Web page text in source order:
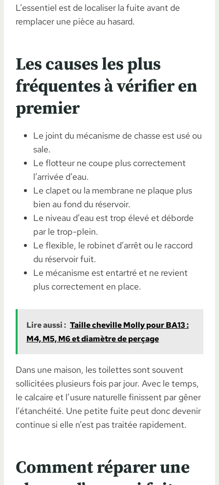
L’essentiel est de localiser la fuite avant de
remplacer une pièce au hasard.
Les causes les plus
fréquentes à vérifier en
premier
Le joint du mécanisme de chasse est usé ou
sale.
Le flotteur ne coupe plus correctement
l’arrivée d’eau.
Le clapet ou la membrane ne plaque plus
bien au fond du réservoir.
Le niveau d’eau est trop élevé et déborde
par le trop-plein.
Le flexible, le robinet d’arrêt ou le raccord
du réservoir fuit.
Le mécanisme est entartré et ne revient
plus correctement en place.
Lire aussi : Taille cheville Molly pour BA13 :
M4, M5, M6 et diamètre de perçage
Dans une maison, les toilettes sont souvent
sollicitées plusieurs fois par jour. Avec le temps,
le calcaire et l’usure naturelle finissent par gêner
l’étanchéité. Une petite fuite peut donc devenir
continue si elle n’est pas traitée rapidement.
Comment réparer une